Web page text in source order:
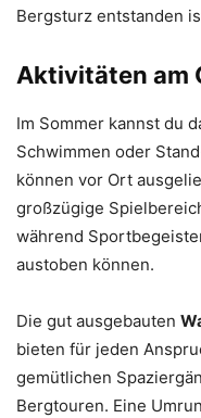
Bergsturz entstanden
Aktivitäten am
Im Sommer kannst du
Schwimmen oder
können vor Ort
großzügige
während
austoben können.
Die gut ausgebauten
bieten für jeden
gemütlichen
Bergtouren. Eine